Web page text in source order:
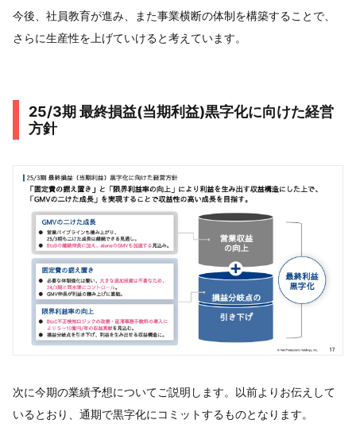
今後、社員教育が進み、また事業横断の体制を構築することで、
さらに生産性を上げていけると考えています。
25/3期 最終損益(当期利益)黒字化に向けた経営
方針
次に今期の業績予想についてご説明します。以前よりお伝えして
いるとおり、通期で黒字化にコミットするものとなります。